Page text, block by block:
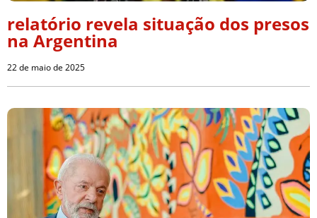
relatório revela situação dos presos
na Argentina
22 de maio de 2025